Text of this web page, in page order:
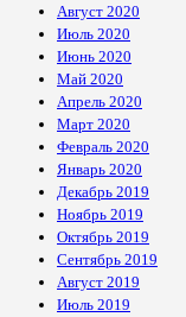
Август 2020
Июль 2020
Июнь 2020
Май 2020
Апрель 2020
Март 2020
Февраль 2020
Январь 2020
Декабрь 2019
Ноябрь 2019
Октябрь 2019
Сентябрь 2019
Август 2019
Июль 2019